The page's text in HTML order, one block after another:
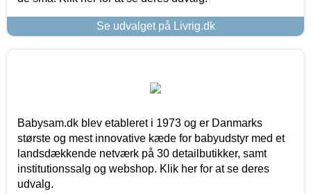
Se udvalget på Livrig.dk
Babysam.dk blev etableret i 1973 og er Danmarks
største og mest innovative kæde for babyudstyr med et
landsdækkende netværk på 30 detailbutikker, samt
institutionssalg og webshop. Klik her for at se deres
udvalg.